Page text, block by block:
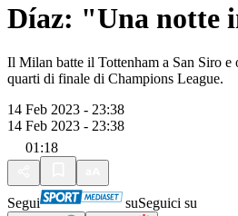
Díaz: "Una notte
Il Milan batte il Tottenham a San Siro e
quarti di finale di Champions League.
14 Feb 2023 - 23:38
14 Feb 2023 - 23:38
01:18
Segui suSeguici su